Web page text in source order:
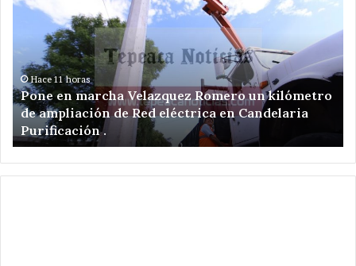
Romero un kilómetro
en Candelaria
más
en
Guadalupe
Calderón
;
pone
marcha
Velázquez
Romero
Hace 2 días
Van por más servicios en
pone en marcha
de Red Eléctrica.